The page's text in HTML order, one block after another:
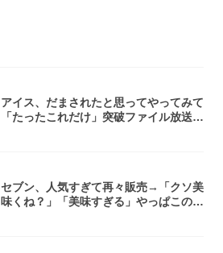
アイス、だまされたと思ってやってみて
「たったこれだけ」突破ファイル放送で
セブン、人気すぎて再々販売→「クソ美
味くね？」「美味すぎる」やっぱこのク